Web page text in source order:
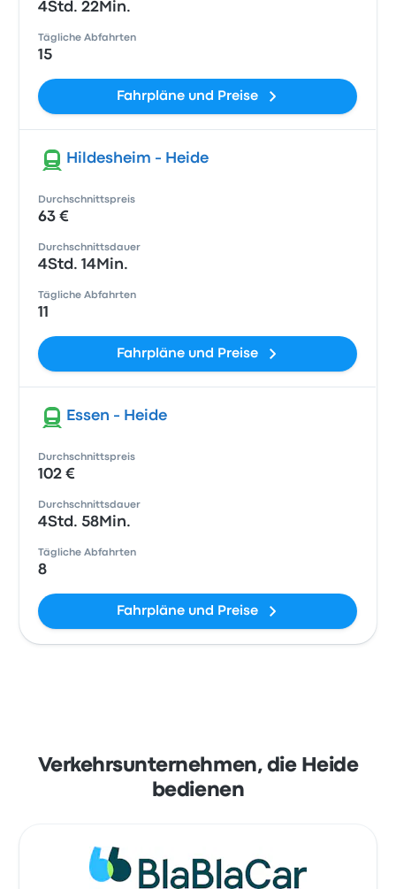
4Std. 22Min.
Tägliche Abfahrten
15
Fahrpläne und Preise
Hildesheim - Heide
Durchschnittspreis
63 €
Durchschnittsdauer
4Std. 14Min.
Tägliche Abfahrten
11
Fahrpläne und Preise
Essen - Heide
Durchschnittspreis
102 €
Durchschnittsdauer
4Std. 58Min.
Tägliche Abfahrten
8
Fahrpläne und Preise
Verkehrsunternehmen, die Heide
bedienen